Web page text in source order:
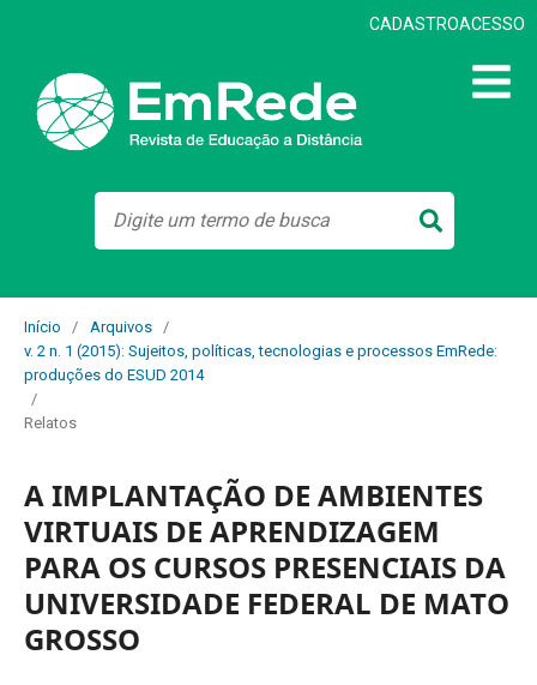
CADASTROACESSO
Início / Arquivos
/
v. 2 n. 1 (2015): Sujeitos, políticas, tecnologias e processos EmRede:
produções do ESUD 2014
/
Relatos
A IMPLANTAÇÃO DE AMBIENTES
VIRTUAIS DE APRENDIZAGEM
PARA OS CURSOS PRESENCIAIS DA
UNIVERSIDADE FEDERAL DE MATO
GROSSO